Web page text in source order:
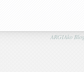
ARGIAko